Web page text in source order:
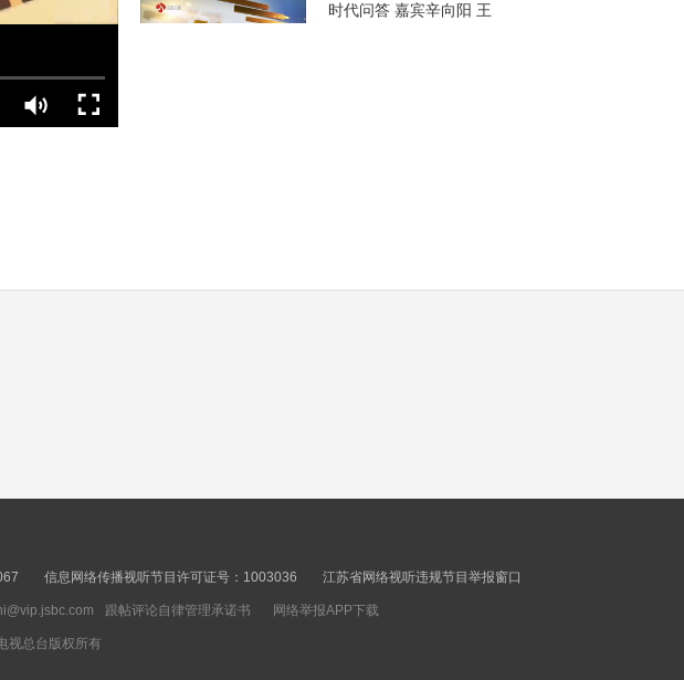
时代问答 嘉宾辛向阳 王
28分00秒
昀 运载千秋（上）
信息网络传播视听节目许可证号：1003036 江苏省网络视听违规节目举报窗口
跟帖评论自律管理承诺书 网络举报APP下载
总台版权所有